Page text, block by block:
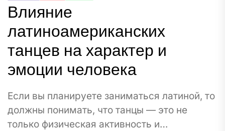
Влияние
латиноамериканских
танцев на характер и
эмоции человека
Если вы планируете заниматься латиной, то
должны понимать, что танцы — это не
только физическая активность и